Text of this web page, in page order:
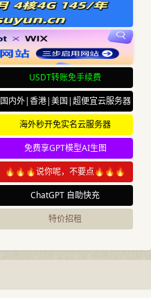
USDT转账免手续费
国内外|香港|美国|超便宜云服务器
海外秒开免实名云服务器
免费享GPT模型AI生图
🔥🔥🔥说你呢，不要点🔥🔥🔥
ChatGPT 自助快充
特价招租